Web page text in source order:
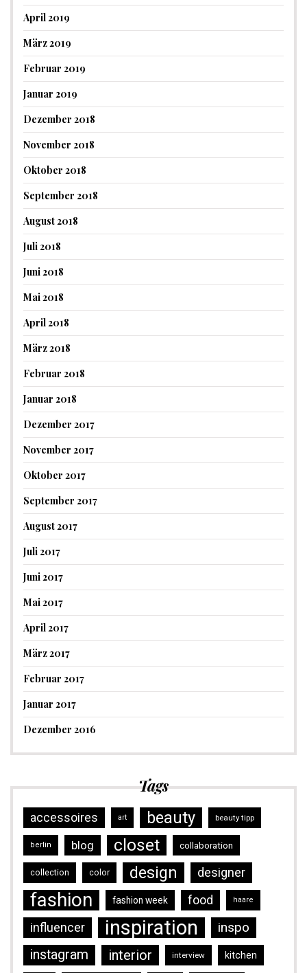
April 2019
März 2019
Februar 2019
Januar 2019
Dezember 2018
November 2018
Oktober 2018
September 2018
August 2018
Juli 2018
Juni 2018
Mai 2018
April 2018
März 2018
Februar 2018
Januar 2018
Dezember 2017
November 2017
Oktober 2017
September 2017
August 2017
Juli 2017
Juni 2017
Mai 2017
April 2017
März 2017
Februar 2017
Januar 2017
Dezember 2016
Tags
accessoires art beauty beauty tipp
berlin blog closet collaboration
collection color design designer
fashion fashion week food haare
influencer inspiration
inspo
instagram
interior interview kitchen